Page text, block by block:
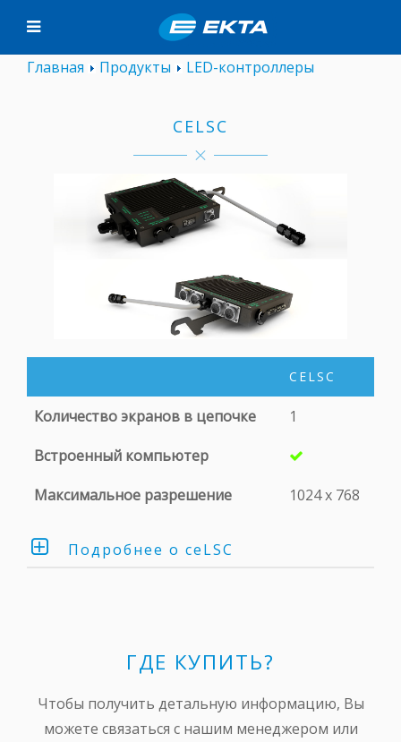
Главная Продукты LED-контроллеры
CELSC
CELSC
Количество экранов в цепочке
1
Встроенный компьютер
Максимальное разрешение
1024 х 768
Подробнее о ceLSC
существующими на сегодняшний день
моделями LED-экранов EKTA.
ГДЕ КУПИТЬ?
Чтобы получить детальную информацию, Вы
можете связаться с нашим менеджером или